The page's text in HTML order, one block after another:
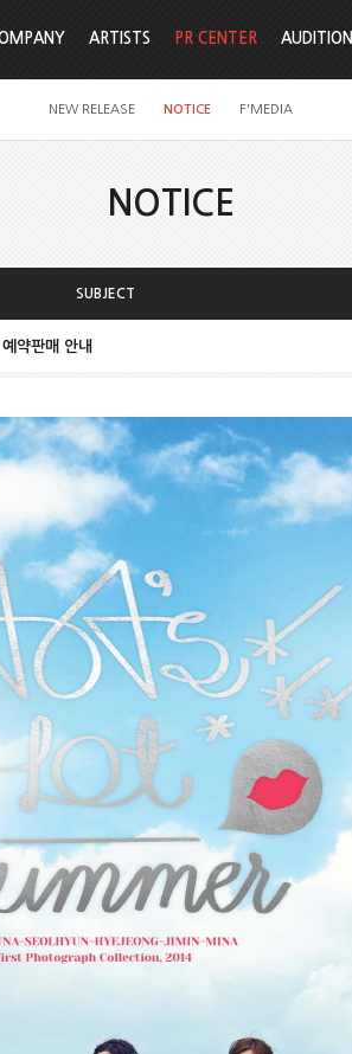
ARTISTS PR CENTER
NEW RELEASE NOTICE F'MEDIA
AUDITION
NOTICE
SUBJECT
약판매 안내